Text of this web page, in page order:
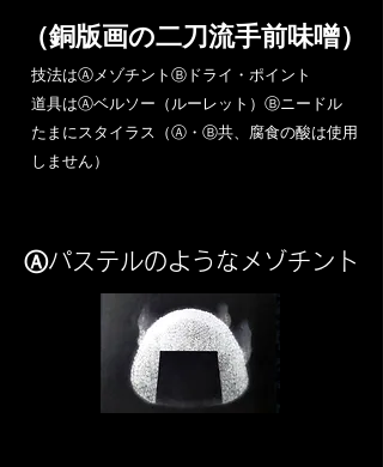
​（銅版画の二刀流手前味噌）
​技法はⒶメゾチントⒷドライ・ポイント
道具はⒶベルソー（ルーレット）Ⓑニードル
​たまにスタイラス（Ⓐ・Ⓑ共、腐食の酸は使用
しません）
Ⓐパステルのようなメゾチント